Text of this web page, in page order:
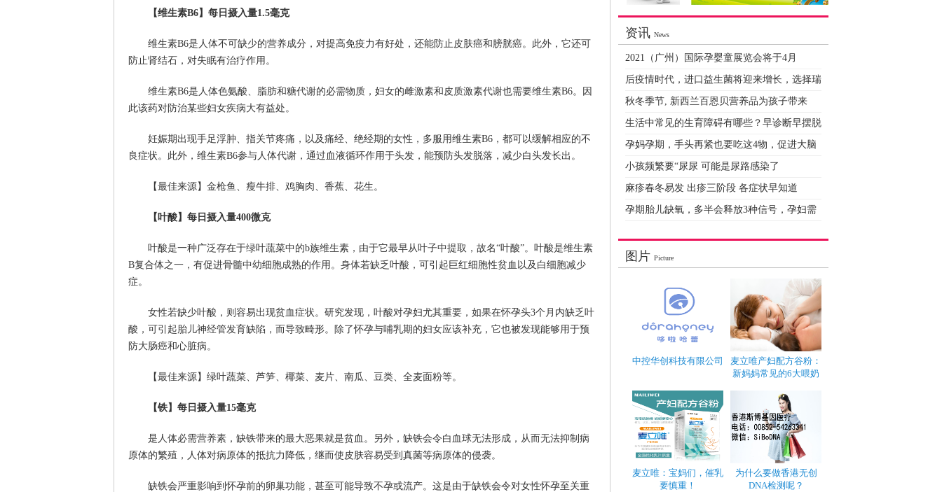
【维生素B6】每日摄入量1.5毫克
维生素B6是人体不可缺少的营养成分，对提高免疫力有好处，还能防止皮肤癌和膀胱癌。此外，它还可
防止肾结石，对失眠有治疗作用。
维生素B6是人体色氨酸、脂肪和糖代谢的必需物质，妇女的雌激素和皮质激素代谢也需要维生素B6。因
此该药对防治某些妇女疾病大有益处。
妊娠期出现手足浮肿、指关节疼痛，以及痛经、绝经期的女性，多服用维生素B6，都可以缓解相应的不
良症状。此外，维生素B6参与人体代谢，通过血液循环作用于头发，能预防头发脱落，减少白头发长出。
【最佳来源】金枪鱼、瘦牛排、鸡胸肉、香蕉、花生。
【叶酸】每日摄入量400微克
叶酸是一种广泛存在于绿叶蔬菜中的b族维生素，由于它最早从叶子中提取，故名“叶酸”。叶酸是维生素
B复合体之一，有促进骨髓中幼细胞成熟的作用。身体若缺乏叶酸，可引起巨红细胞性贫血以及白细胞减少
症。
女性若缺少叶酸，则容易出现贫血症状。研究发现，叶酸对孕妇尤其重要，如果在怀孕头3个月内缺乏叶
酸，可引起胎儿神经管发育缺陷，而导致畸形。除了怀孕与哺乳期的妇女应该补充，它也被发现能够用于预
防大肠癌和心脏病。
【最佳来源】绿叶蔬菜、芦笋、椰菜、麦片、南瓜、豆类、全麦面粉等。
【铁】每日摄入量15毫克
是人体必需营养素，缺铁带来的最大恶果就是贫血。另外，缺铁会令白血球无法形成，从而无法抑制病
原体的繁殖，人体对病原体的抵抗力降低，继而使皮肤容易受到真菌等病原体的侵袭。
缺铁会严重影响到怀孕前的卵巢功能，甚至可能导致不孕或流产。这是由于缺铁会令对女性怀孕至关重
资讯 News
2021（广州）国际孕婴童展览会将于4月
后疫情时代，进口益生菌将迎来增长，选择瑞
秋冬季节, 新西兰百恩贝营养品为孩子带来
生活中常见的生育障碍有哪些？早诊断早摆脱
孕妈孕期，手头再紧也要吃这4物，促进大脑
小孩频繁要“尿尿 可能是尿路感染了
麻疹春冬易发 出疹三阶段 各症状早知道
孕期胎儿缺氧，多半会释放3种信号，孕妇需
图片 Picture
中控华创科技有限公司
麦立唯产妇配方谷粉：
新妈妈常见的6大喂奶
麦立唯：宝妈们，催乳
要慎重！
为什么要做香港无创
DNA检测呢？